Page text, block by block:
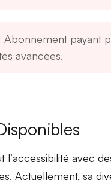
Abonnement payant
avancées.
l’accessibilité avec
Actuellement, sa